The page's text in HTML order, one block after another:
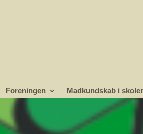
Foreningen Madkundskab i